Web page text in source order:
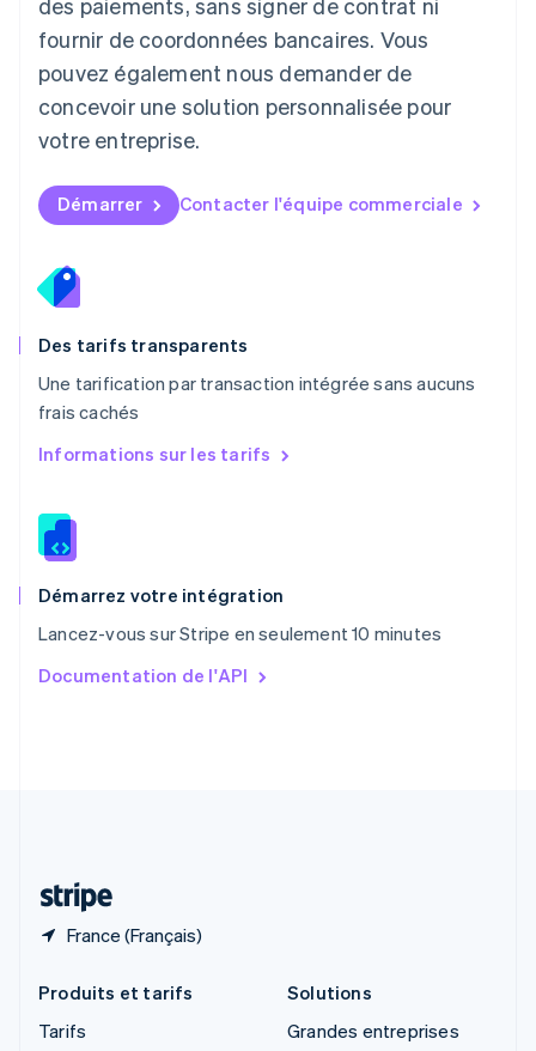
des paiements, sans signer de contrat ni
fournir de coordonnées bancaires. Vous
pouvez également nous demander de
concevoir une solution personnalisée pour
votre entreprise.
Démarrer Contacter l'équipe commerciale
Des tarifs transparents
Une tarification par transaction intégrée sans aucuns
frais cachés
Informations sur les tarifs
Démarrez votre intégration
Lancez-vous sur Stripe en seulement 10 minutes
Documentation de l'API
France (Français)
FrançaisDeutsch English
Malaisie
English 简体中文
Malte
English
EspañolEnglish
English
Nouvelle-Zélande
Pays-Bas
Nederlands
English
PortuguêsEnglish
R.A.S. de Hong Kong, Chine
English
Roumanie
Royaume-Uni
English
English简体中文
English
Produits et tarifs
Tarifs
Solutions
Grandes entreprises